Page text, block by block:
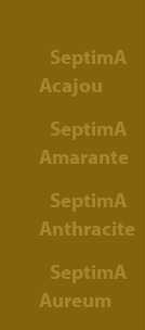
SeptimA
Acajou
SeptimA
Amarante
SeptimA
Anthracite
SeptimA
Aureum